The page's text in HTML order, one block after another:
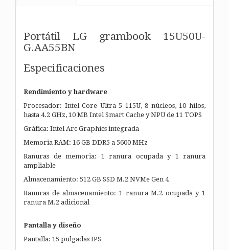
Portátil LG grambook 15U50U-
G.AA55BN
Especificaciones
Rendimiento y hardware
Procesador: Intel Core Ultra 5 115U, 8 núcleos, 10 hilos,
hasta 4.2 GHz, 10 MB Intel Smart Cache y NPU de 11 TOPS
Gráfica: Intel Arc Graphics integrada
Memoria RAM: 16 GB DDR5 a 5600 MHz
Ranuras de memoria: 1 ranura ocupada y 1 ranura
ampliable
Almacenamiento: 512 GB SSD M.2 NVMe Gen 4
Ranuras de almacenamiento: 1 ranura M.2 ocupada y 1
ranura M.2 adicional
Pantalla y diseño
Pantalla: 15 pulgadas IPS